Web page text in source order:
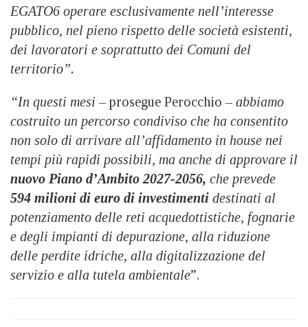
EGATO6 operare esclusivamente nell’interesse
pubblico, nel pieno rispetto delle società esistenti,
dei lavoratori e soprattutto dei Comuni del
territorio”.
“In questi mesi – prosegue Perocchio – abbiamo
costruito un percorso condiviso che ha consentito
non solo di arrivare all’affidamento in house nei
tempi più rapidi possibili, ma anche di approvare il
nuovo Piano d’Ambito 2027-2056, che prevede
594 milioni di euro di investimenti destinati al
potenziamento delle reti acquedottistiche, fognarie
e degli impianti di depurazione, alla riduzione
delle perdite idriche, alla digitalizzazione del
servizio e alla tutela ambientale”.